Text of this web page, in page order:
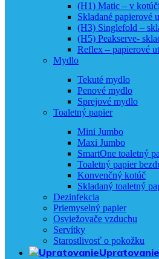
(H1) Matic – v kotúči
Skladané
(H3) Singlefold –
(H5) Peakserve-
Reflex – papierové
Mydlo
Tekuté mydlo
Penové mydlo
Sprejové mydlo
Toaletný papier
Mini Jumbo
Maxi Jumbo
SmartOne toaletný
Toaletný papier
Konvenčný kotúč
Skladaný toaletný
Dezinfekcia
Priemyselný papier
Osviežovače vzduchu
Servítky
Starostlivosť o pokožku
Upratovanie